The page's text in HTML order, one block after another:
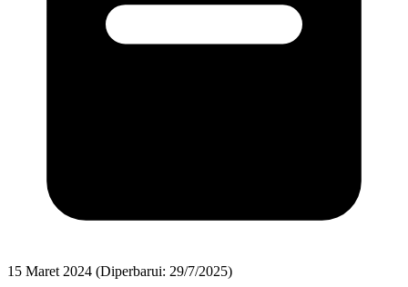
15 Maret 2024 (Diperbarui: 29/7/2025)